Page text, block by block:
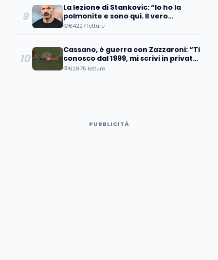
9
La lezione di Stankovic: “Io ho la
polmonite e sono qui. Il vero
fallimento è quando…”
64227 letture
10
Cassano, è guerra con Zazzaroni: “Ti
conosco dal 1999, mi scrivi in privato
e poi pubblicamente…
62875 letture
PUBBLICITÀ